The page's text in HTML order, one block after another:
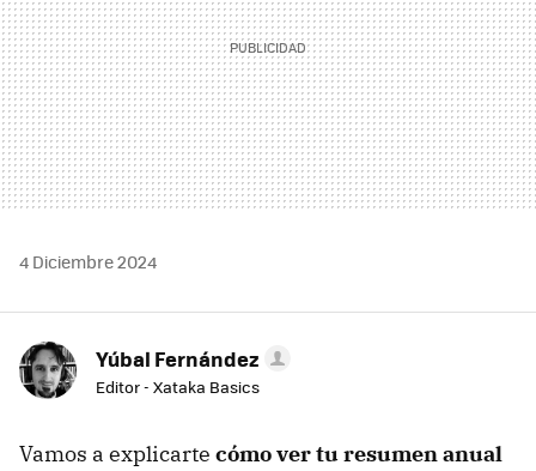
4 Diciembre 2024
Yúbal Fernández
Editor - Xataka Basics
Vamos a explicarte cómo ver tu resumen anual